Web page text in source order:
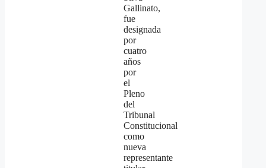
Gallinato,
fue
designada
por
cuatro
años
por
el
Pleno
del
Tribunal
Constitucional
como
nueva
representante